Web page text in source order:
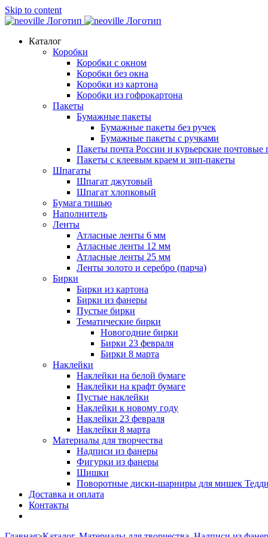
Skip to content
Каталог
Коробки
Коробки с окном
Коробки без окна
Коробки из картона
Коробки из гофрокартона
Пакеты
Бумажные пакеты
Бумажные пакеты без ручек
Бумажные пакеты с ручками
Пакеты почта России и курьерские почтовые
Пакеты с клеевым краем и зип-пакеты
Шпагаты
Шпагат джутовый
Шпагат хлопковый
Бумага тишью
Наполнитель
Ленты
Атласные ленты 6 мм
Атласные ленты 12 мм
Атласные ленты 25 мм
Ленты золото и серебро (парча)
Бирки
Бирки из картона
Бирки из фанеры
Пустые бирки
Тематические бирки
Новогодние бирки
Бирки 23 февраля
Бирки 8 марта
Наклейки
Наклейки на белой бумаге
Наклейки на крафт бумаге
Пустые наклейки
Наклейки к новому году
Наклейки 23 февраля
Наклейки 8 марта
Материалы для творчества
Надписи из фанеры
Фигурки из фанеры
Шишки
Поворотные диски-шарниры для мишек Тедди
Доставка и оплата
Контакты